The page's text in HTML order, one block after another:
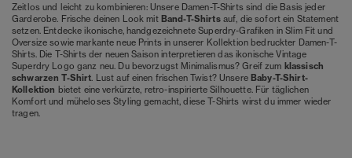
Zeitlos und leicht zu kombinieren: Unsere Damen-T-Shirts sind die Basis jeder
Garderobe. Frische deinen Look mit Band-T-Shirtsauf, die sofort ein Statement
setzen. Entdecke ikonische, handgezeichnete Superdry-Grafiken in Slim Fit und
Oversize sowie markante neue Prints in unserer Kollektion bedruckter Damen-T-
Shirts. Die T-Shirts der neuen Saison interpretieren das ikonische Vintage
Superdry Logo ganz neu. Du bevorzugst Minimalismus? Greif zum klassisch
schwarzen T-Shirt . Lust auf einen frischen Twist? Unsere Baby-T-Shirt-
Kollektion bietet eine verkürzte, retro-inspirierte Silhouette. Für täglichen
Komfort und müheloses Styling gemacht, diese T-Shirts wirst du immer wieder
tragen.